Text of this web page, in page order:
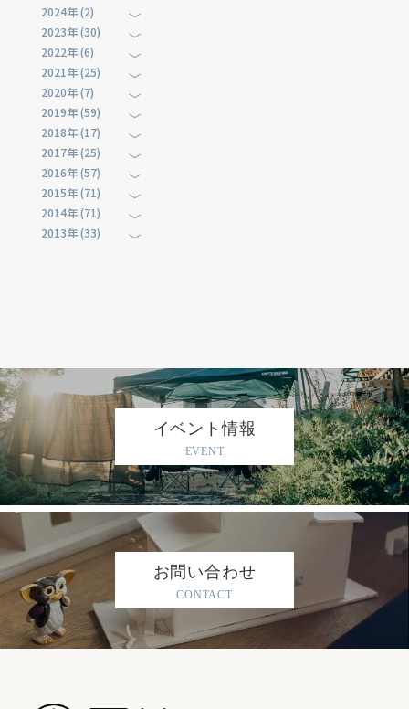
2024年 (2)
2023年 (30)
2022年 (6)
2021年 (25)
2020年 (7)
2019年 (59)
2018年 (17)
2017年 (25)
2016年 (57)
2015年 (71)
2014年 (71)
2013年 (33)
イベント情報
EVENT
お問い合わせ
CONTACT